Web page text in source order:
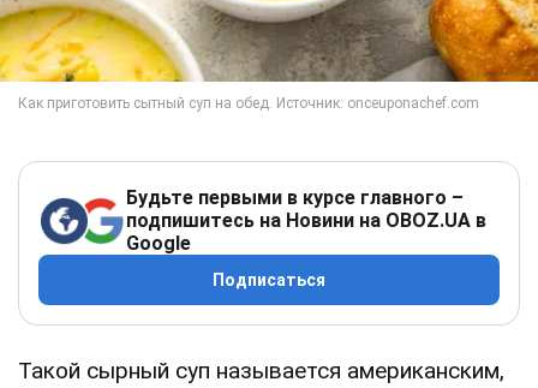
Будьте первыми в курсе главного –
подпишитесь на Новини на OBOZ.UA в
Google
Подписаться
Такой сырный суп называется американским,